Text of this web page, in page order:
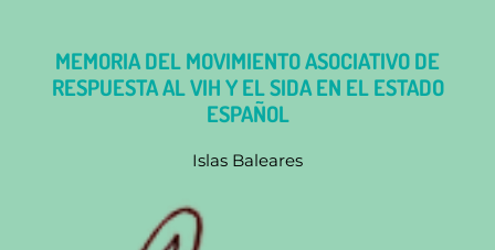
MEMORIA DEL MOVIMIENTO ASOCIATIVO DE
RESPUESTA AL VIH Y EL SIDA EN EL ESTADO
ESPAÑOL
Islas Baleares